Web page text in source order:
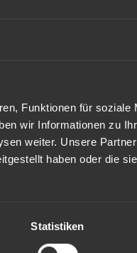
Funktionen für soziale
wir Informationen zu
weiter. Unsere
haben oder die
Statistiken